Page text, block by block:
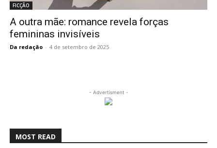
FICÇÃO
A outra mãe: romance revela forças
femininas invisíveis
Da redação - 4 de setembro de 2025
- Advertisment -
MOST READ